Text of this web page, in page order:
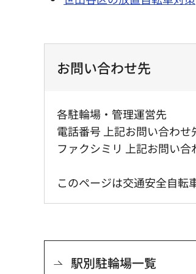
お問い合わせ先
各駐輪場・管理運営先
電話番号 上記お問い合わせ
ファクシミリ 上記お問い合
このページは交通安全自転
駅別駐輪場一覧